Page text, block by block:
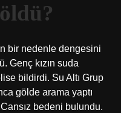
bir nedenle dengesini
Genç kızın suda
bildirdi. Su Altı Grup
gölde arama yaptı
bedeni bulundu.